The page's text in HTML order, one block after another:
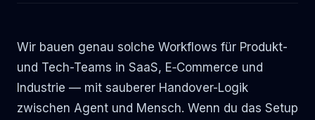
Wir bauen genau solche Workflows für Produkt-
und Tech-Teams in SaaS, E‑Commerce und
Industrie — mit sauberer Handover-Logik
zwischen Agent und Mensch. Wenn du das Setup